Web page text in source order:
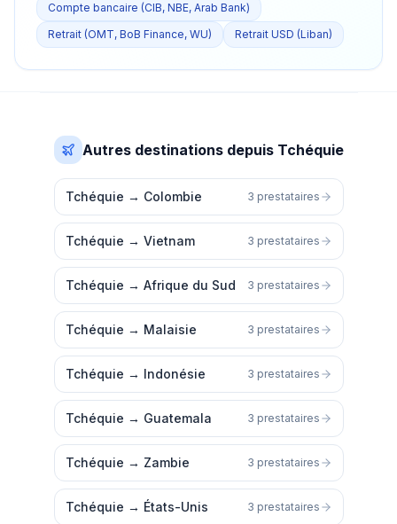
Compte bancaire (CIB, NBE, Arab Bank)
Retrait (OMT, BoB Finance, WU)
Retrait USD (Liban)
Autres destinations depuis Tchéquie
Tchéquie → Colombie 3 prestataires
Tchéquie → Vietnam 3 prestataires
Tchéquie → Afrique du Sud 3 prestataires
Tchéquie → Malaisie 3 prestataires
Tchéquie → Indonésie 3 prestataires
Tchéquie → Guatemala 3 prestataires
Tchéquie → Zambie 3 prestataires
Tchéquie → États-Unis 3 prestataires